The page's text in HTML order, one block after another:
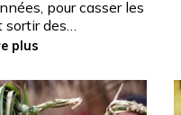
pour casser les
sortir des…
plus